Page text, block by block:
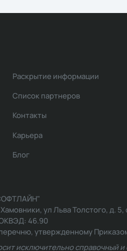
Раскрытие информации
Список партнеров
Контакты
Карьера
Блог
ул Льва Толстого, д.
46.90
утвержденному
исключительно справочный